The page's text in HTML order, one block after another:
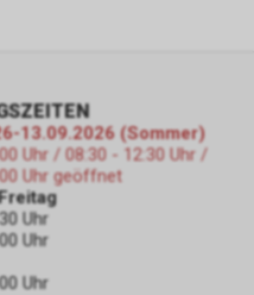
13.09.2026 (Sommer)
Uhr / 08:30 - 12:30 Uhr /
Uhr geöffnet
Uhr
Uhr
Uhr